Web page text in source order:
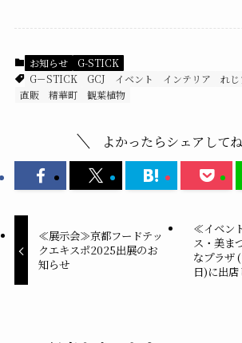
お知らせ
G-STICK
G－STICK
GCJ イベント インテリア
れじ
直販
精華町 観葉植物
よかったらシェアしてね
≪展示会≫京都フードテッ
クエキスポ2025出展のお
知らせ
≪イベン
ス・美ま
なプラザ
日)に出